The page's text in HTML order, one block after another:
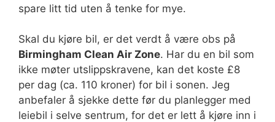
spare litt tid uten å tenke for mye.
Skal du kjøre bil, er det verdt å være obs på
Birmingham Clean Air Zone. Har du en bil som
ikke møter utslippskravene, kan det koste £8
per dag (ca. 110 kroner) for bil i sonen. Jeg
anbefaler å sjekke dette før du planlegger med
leiebil i selve sentrum, for det er lett å kjøre inn i